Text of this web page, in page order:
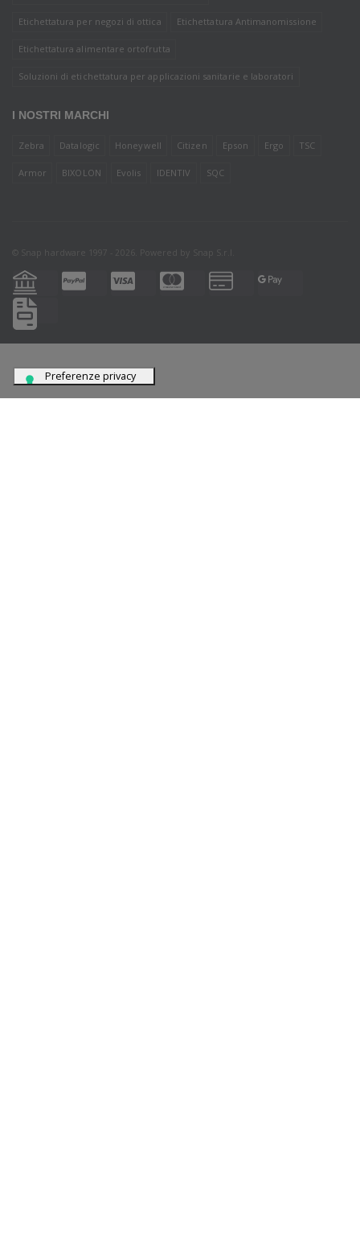
Etichettatura per negozi di ottica Etichettatura Antimanomissione
Etichettatura alimentare ortofrutta
Soluzioni di etichettatura per applicazioni sanitarie e laboratori
I NOSTRI MARCHI
Zebra Datalogic Honeywell Citizen Epson Ergo TSC
Armor BIXOLON Evolis IDENTIV SQC
© Snap hardware 1997 - 2026. Powered by Snap S.r.l.